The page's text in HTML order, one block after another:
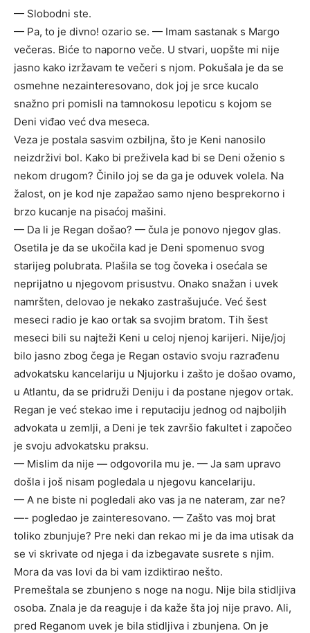
— Slobodni ste.
— Pa, to je divno! ozario se. — Imam sastanak s Margo
večeras. Biće to naporno veče. U stvari, uopšte mi nije
jasno kako izržavam te večeri s njom. Pokušala je da se
osmehne nezainteresovano, dok joj je srce kucalo
snažno pri pomisli na tamnokosu lepoticu s kojom se
Deni viđao već dva meseca.
Veza je postala sasvim ozbiljna, što je Keni nanosilo
neizdrživi bol. Kako bi preživela kad bi se Deni oženio s
nekom drugom? Činilo joj se da ga je oduvek volela. Na
žalost, on je kod nje zapažao samo njeno besprekorno i
brzo kucanje na pisaćoj mašini.
— Da li je Regan došao? — čula je ponovo njegov glas.
Osetila je da se ukočila kad je Deni spomenuo svog
starijeg polubrata. Plašila se tog čoveka i osećala se
neprijatno u njegovom prisustvu. Onako snažan i uvek
namršten, delovao je nekako zastrašujuće. Već šest
meseci radio je kao ortak sa svojim bratom. Tih šest
meseci bili su najteži Keni u celoj njenoj karijeri. Nije/joj
bilo jasno zbog čega je Regan ostavio svoju razrađenu
advokatsku kancelariju u Njujorku i zašto je došao ovamo,
u Atlantu, da se pridruži Deniju i da postane njegov ortak.
Regan je već stekao ime i reputaciju jednog od najboljih
advokata u zemlji, a Deni je tek završio fakultet i započeo
je svoju advokatsku praksu.
— Mislim da nije — odgovorila mu je. — Ja sam upravo
došla i još nisam pogledala u njegovu kancelariju.
— A ne biste ni pogledali ako vas ja ne nateram, zar ne?
—- pogledao je zainteresovano. — Zašto vas moj brat
toliko zbunjuje? Pre neki dan rekao mi je da ima utisak da
se vi skrivate od njega i da izbegavate susrete s njim.
Mora da vas lovi da bi vam izdiktirao nešto.
Premeštala se zbunjeno s noge na nogu. Nije bila stidljiva
osoba. Znala je da reaguje i da kaže šta joj nije pravo. Ali,
pred Reganom uvek je bila stidljiva i zbunjena. On je